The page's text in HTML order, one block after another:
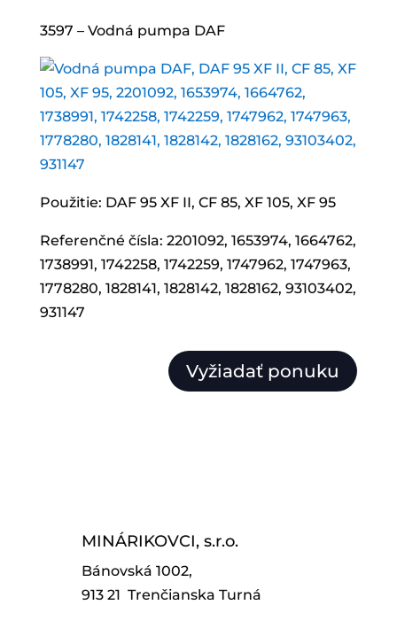
3597 – Vodná pumpa DAF
Použitie: DAF 95 XF II, CF 85, XF 105, XF 95
Referenčné čísla: 2201092, 1653974, 1664762,
1738991, 1742258, 1742259, 1747962, 1747963,
1778280, 1828141, 1828142, 1828162, 93103402,
931147
Vyžiadať ponuku
MINÁRIKOVCI, s.r.o.
Bánovská 1002,
913 21 Trenčianska Turná